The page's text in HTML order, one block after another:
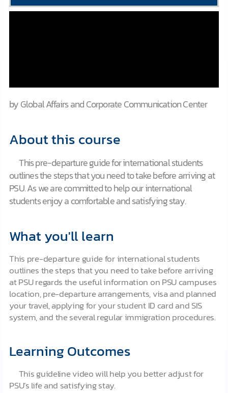
by Global Affairs and Corporate Communication Center
About this course
This pre-departure guide for international students
outlines the steps that you need to take before arriving at
PSU. As we are committed to help our international
students enjoy a comfortable and satisfying stay.
What you'll learn
This pre-departure guide for international students
outlines the steps that you need to take before arriving
at PSU regards the useful information on PSU campuses
location, pre-departure arrangements, visa and planned
your travel, applying for your student ID card and SIS
system, and the several regular immigration procedures.
Learning Outcomes
This guideline video will help you better adjust for
PSU’s life and satisfying stay.